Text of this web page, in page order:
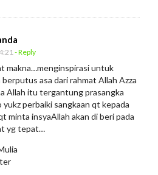
- Reply
makna…menginspirasi untuk
asa dari rahmat Allah Azza
Allah itu tergantung prasangka
yukz perbaiki sangkaan qt kepada
minta insyaAllah akan di beri pada
yg tepat…